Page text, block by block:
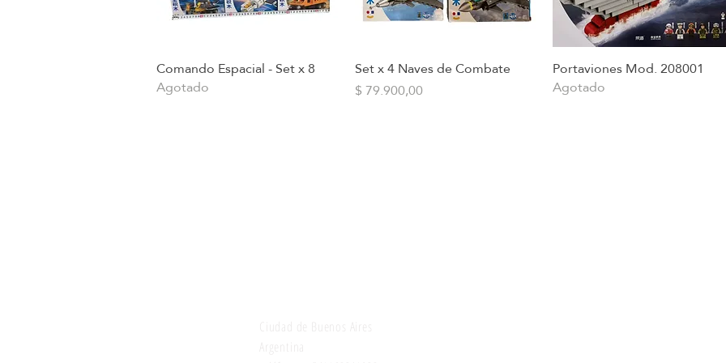
Vista rápida
Comando Espacial - Set x 8
Agotado
Vista rápida
Set x 4 Naves de Combate
Precio
$ 79.900,00
Vista rápida
Portaviones Mod. 208001
Agotado
Ciudad de Buenos Aires
Argentina